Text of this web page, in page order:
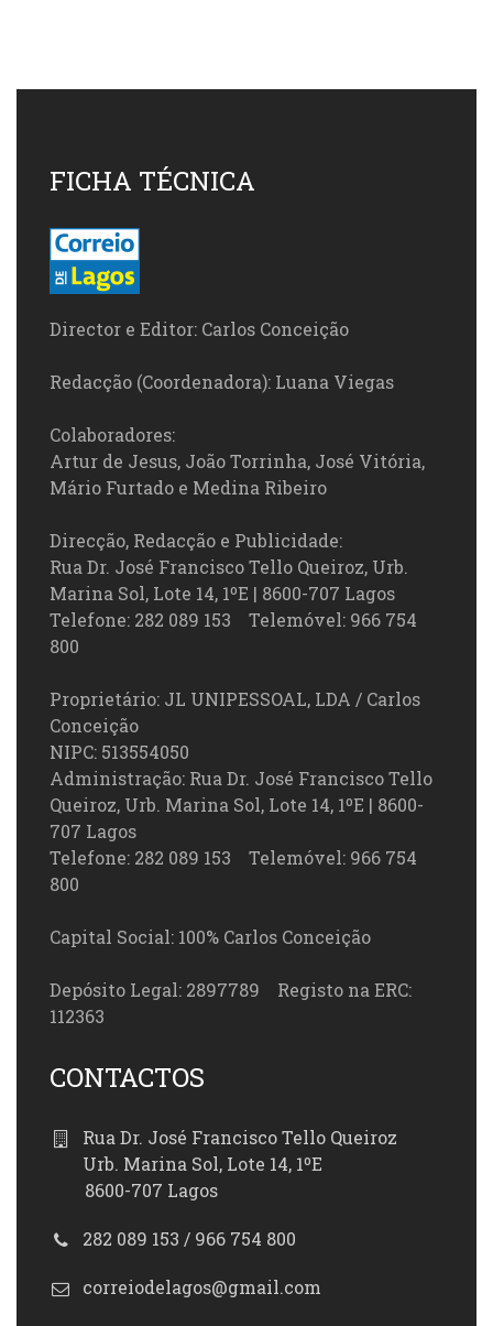
FICHA TÉCNICA
Director e Editor: Carlos Conceição
Redacção (Coordenadora): Luana Viegas
Colaboradores:
Artur de Jesus, João Torrinha, José Vitória,
Mário Furtado e Medina Ribeiro
Direcção, Redacção e Publicidade:
Rua Dr. José Francisco Tello Queiroz, Urb.
Marina Sol, Lote 14, 1ºE | 8600-707 Lagos
Telefone: 282 089 153 Telemóvel: 966 754
800
Proprietário: JL UNIPESSOAL, LDA / Carlos
Conceição
NIPC: 513554050
Administração: Rua Dr. José Francisco Tello
Queiroz, Urb. Marina Sol, Lote 14, 1ºE | 8600-
707 Lagos
Telefone: 282 089 153 Telemóvel: 966 754
800
Capital Social: 100% Carlos Conceição
Depósito Legal: 2897789 Registo na ERC:
112363
CONTACTOS
Rua Dr. José Francisco Tello Queiroz
Urb. Marina Sol, Lote 14, 1ºE
8600-707 Lagos
282 089 153 / 966 754 800
correiodelagos@gmail.com